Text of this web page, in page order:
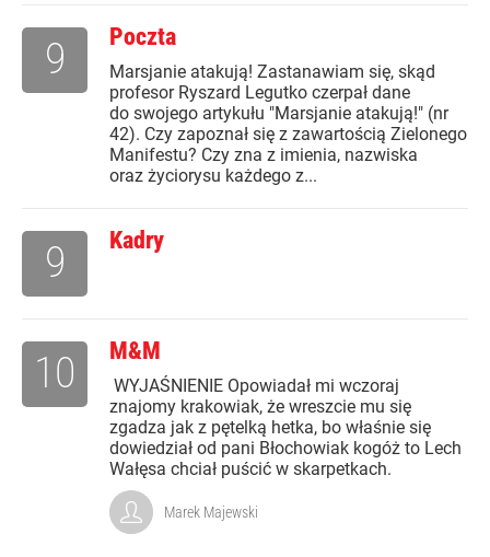
Poczta
Marsjanie atakują! Zastanawiam się, skąd
profesor Ryszard Legutko czerpał dane
do swojego artykułu "Marsjanie atakują!" (nr
42). Czy zapoznał się z zawartością Zielonego
Manifestu? Czy zna z imienia, nazwiska
oraz życiorysu każdego z...
9
Kadry
9
M&M
WYJAŚNIENIE Opowiadał mi wczoraj
znajomy krakowiak, że wreszcie mu się
zgadza jak z pętelką hetka, bo właśnie się
dowiedział od pani Błochowiak kogóż to Lech
Wałęsa chciał puścić w skarpetkach.
10
Marek Majewski